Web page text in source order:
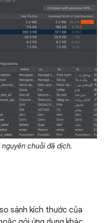
chuỗi đã dịch.
sánh kích thước của